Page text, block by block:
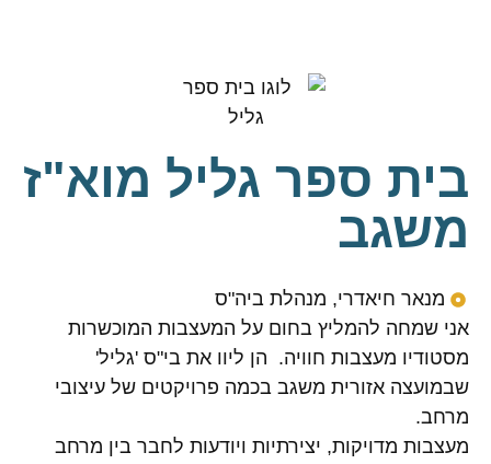
בית ספר גליל מוא"ז
משגב
מנאר חיאדרי, מנהלת ביה"ס
אני שמחה להמליץ בחום על המעצבות המוכשרות
מסטודיו מעצבות חוויה. הן ליוו את בי"ס 'גליל'
שבמועצה אזורית משגב בכמה פרויקטים של עיצובי
מרחב.
מעצבות מדויקות, יצירתיות ויודעות לחבר בין מרחב